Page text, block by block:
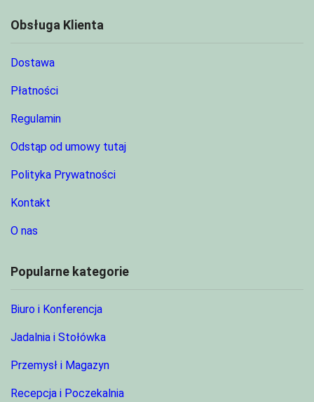
Obsługa Klienta
Dostawa
Płatności
Regulamin
Odstąp od umowy tutaj
Polityka Prywatności
Kontakt
O nas
Popularne kategorie
Biuro i Konferencja
Jadalnia i Stołówka
Przemysł i Magazyn
Recepcja i Poczekalnia